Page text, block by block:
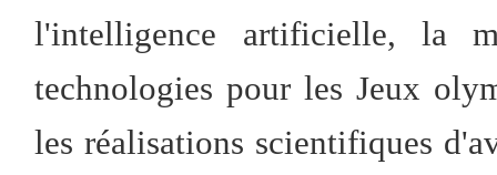
l'intelligence artificielle, la
technologies pour les Jeux
les réalisations scientifiques